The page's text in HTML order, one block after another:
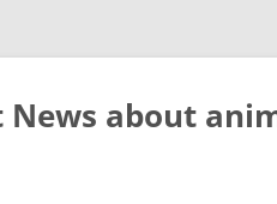
about